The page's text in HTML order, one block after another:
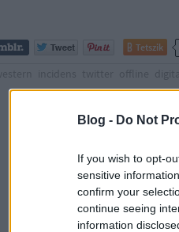
Blog - Do Not
If you wish to opt-
sensitive
confirm your
continue seeing
information
Tetszik